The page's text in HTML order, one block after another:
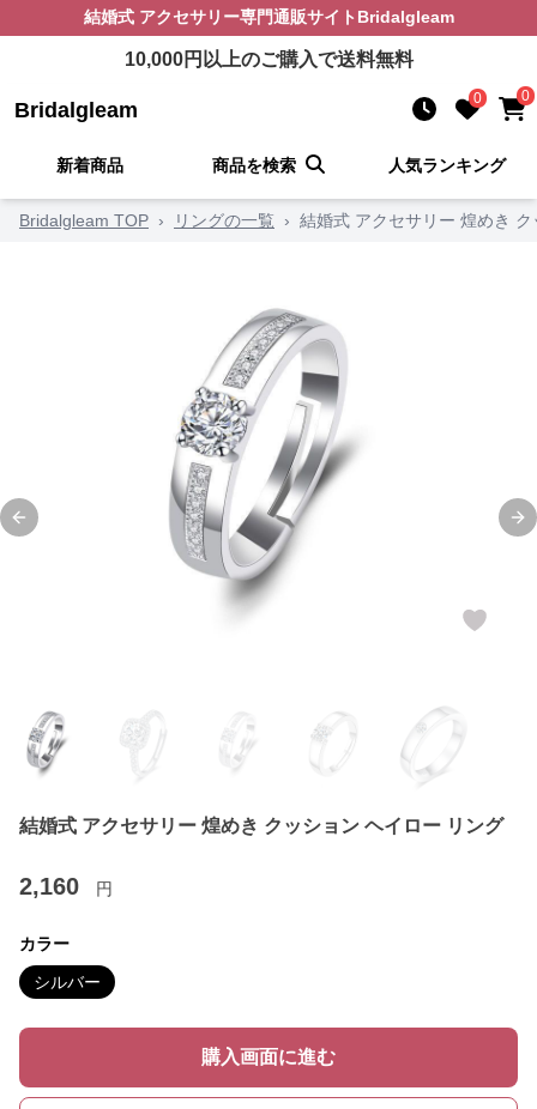
結婚式 アクセサリー専門通販サイト Bridalgleam
10,000円以上のご購入で送料無料
Bridalgleam 0 0
新着商品 商品を検索 人気ランキング
Bridalgleam TOP › リングの一覧 › 結婚式 アクセサリー 煌めき
Previous slide
結婚式 アクセサリー 煌めき クッション ヘイロー リング
2,160 円
カラー
シルバー
購入画面に進む